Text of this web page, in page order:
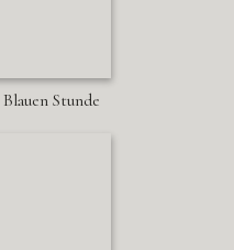
Stunde